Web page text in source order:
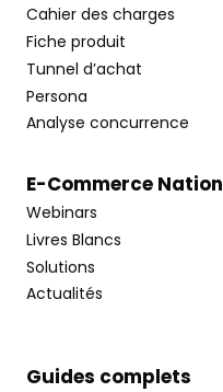
Cahier des charges
Fiche produit
Tunnel d’achat
Persona
Analyse concurrence
E-Commerce Nation
Webinars
Livres Blancs
Solutions
Actualités
Guides complets